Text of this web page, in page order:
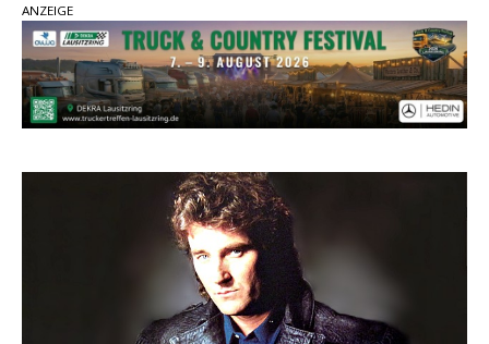
Talks“ – eine Hymne auf unvergessliche
Sommernächte
Country Music Hot News – 9. August 2026:
Morgan Wallen, Dolly Parton und Riley Green im
ANZEIGE